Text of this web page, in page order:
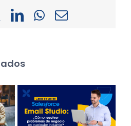
LinkedIn
WhatsApp
Correo